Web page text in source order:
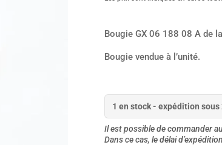
Bougie GX 06 188 08 A de
Bougie vendue à l’unité.
1 en stock - expédition sous
Il est possible de commander
Dans ce cas, le délai